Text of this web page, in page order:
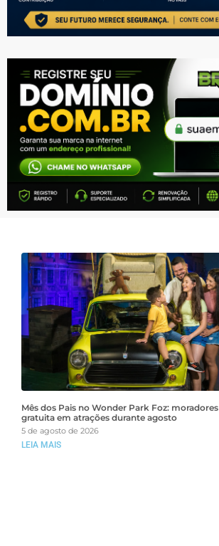
Mês dos Pais no Wonder Park Foz:
gratuita em atrações durante agosto
5 de agosto de 2026
LEIA MAIS